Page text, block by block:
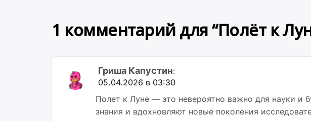
1 комментарий для “Полёт к
Гриша Капустин:
05.04.2026 в 03:30
Полет к Луне — это невероятно важно для науки и
знания и вдохновляют новые поколения